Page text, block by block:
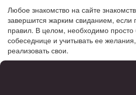
Любое знакомство на сайте
завершится жарким свиданием, если
правил. В целом, необходимо
собеседнице и учитывать ее
реализовать свои.